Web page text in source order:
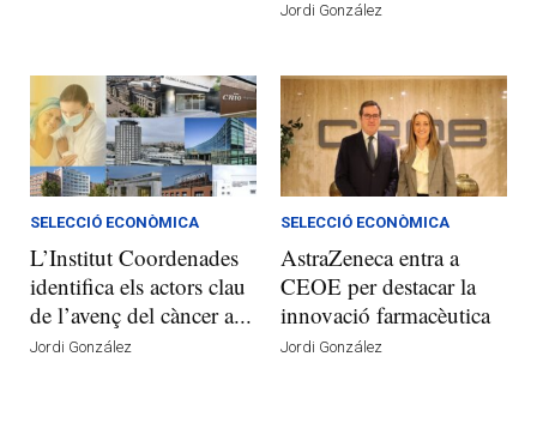
Jordi González
SELECCIÓ ECONÒMICA
L’Institut Coordenades
identifica els actors clau
de l’avenç del càncer a...
Jordi González
SELECCIÓ ECONÒMICA
AstraZeneca entra a
CEOE per destacar la
innovació farmacèutica
Jordi González